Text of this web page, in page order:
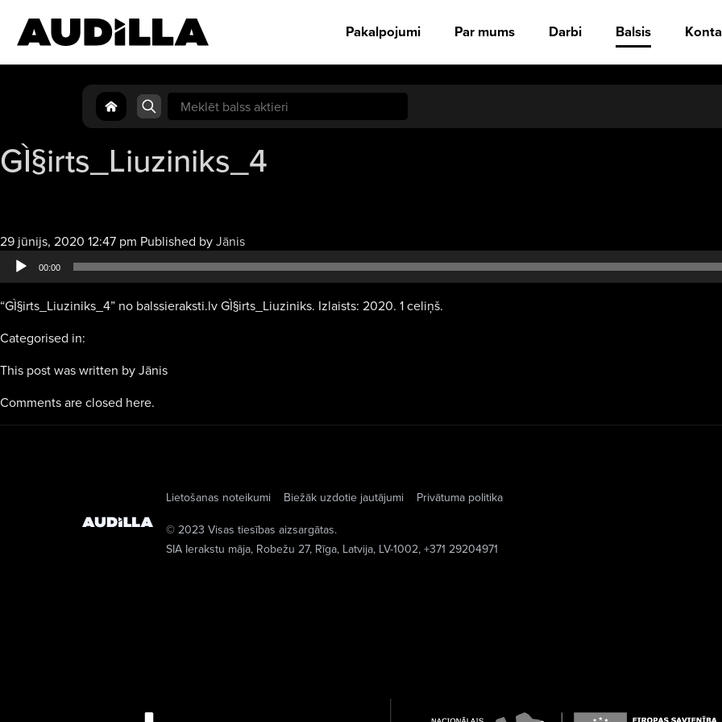
Pakalpojumi Par mums Darbi Balsis
Search
for:
GÌ§irts_Liuziniks_4
29 jūnijs, 2020 12:47 pm Published byJānisAudio
atskaņotājs
00:00
“GÌ§irts_Liuziniks_4” no balssieraksti.lv GÌ§irts_Liuziniks. Izlaists: 2020. 1 celiņš.
Categorised in:
This post was written by Jānis
Comments are closed here.
Lietošanas noteikumi Biežāk uzdotie jautājumi
Privātuma politika
© 2023 Visas tiesības aizsargātas.
SIA Ierakstu māja, Robežu 27, Rīga, Latvija, LV-1002, +371 29204971